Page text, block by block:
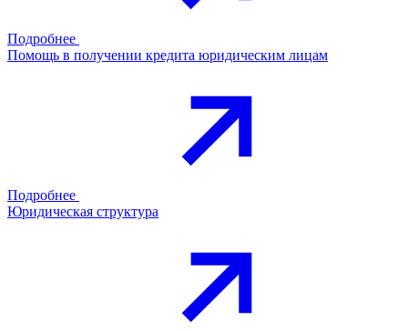
Подробнее
Помощь в получении кредита юридическим лицам
Подробнее
Юридическая структура